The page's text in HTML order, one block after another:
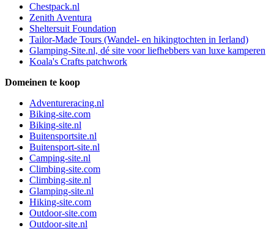
Chestpack.nl
Zenith Aventura
Sheltersuit Foundation
Tailor-Made Tours (Wandel- en hikingtochten in Ierland)
Glamping-Site.nl, dé site voor liefhebbers van luxe kamperen
Koala's Crafts patchwork
Domeinen te koop
Adventureracing.nl
Biking-site.com
Biking-site.nl
Buitensportsite.nl
Buitensport-site.nl
Camping-site.nl
Climbing-site.com
Climbing-site.nl
Glamping-site.nl
Hiking-site.com
Outdoor-site.com
Outdoor-site.nl